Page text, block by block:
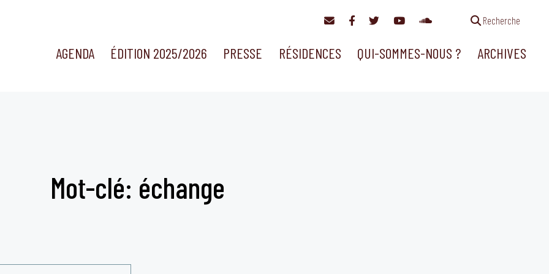
Recherche
AGENDA ÉDITION 2025/2026 PRESSE RÉSIDENCES QUI-SOMMES-NOUS ? ARCHIVES
Mot-clé: échange